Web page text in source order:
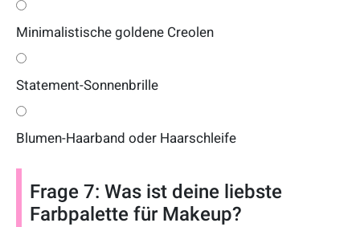
Minimalistische goldene Creolen
Statement-Sonnenbrille
Blumen-Haarband oder Haarschleife
Frage 7: Was ist deine liebste
Farbpalette für Makeup?